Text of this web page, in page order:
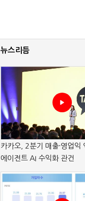
뉴스리듬
카카오, 2분기 매출·영업
에이전트 AI 수익화 관건